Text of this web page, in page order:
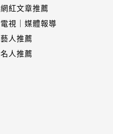
網紅文章推薦
電視｜媒體報導
藝人推薦
名人推薦